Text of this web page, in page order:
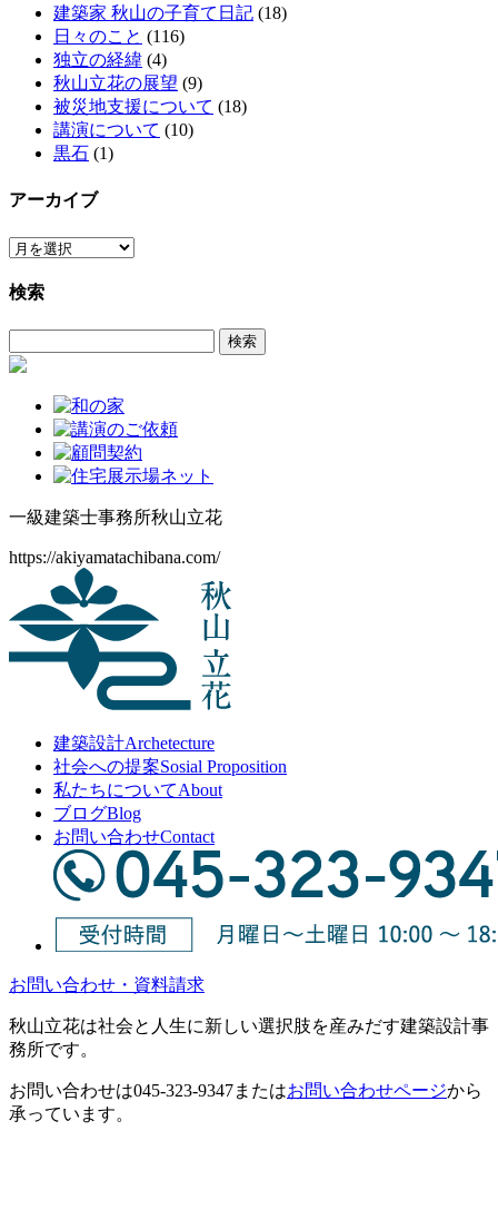
建築家 秋山の子育て日記 (18)
日々のこと (116)
独立の経緯 (4)
秋山立花の展望 (9)
被災地支援について (18)
講演について (10)
黒石 (1)
アーカイブ
ア
カ
検索
索:
一級建築士事務所秋山立花
https://akiyamatachibana.com/
建築設計Archetecture
社会への提案Sosial Proposition
私たちについてAbout
ブログBlog
お問い合わせContact
お問い合わせ・資料請求
秋山立花は社会と人生に新しい選択肢を産みだす建築設計事
務所です。
お問い合わせは045-323-9347またはお問い合わせページから
承っています。